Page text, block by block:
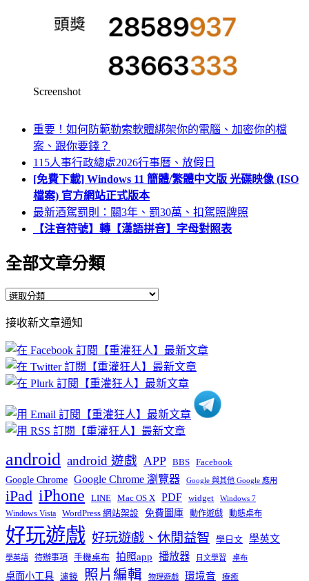
Screenshot
重要！如何防範勒索軟體綁架你的電腦、加密你的檔
案、跟你要錢？
115人事行政總處2026行事曆、放假日
[免費下載] Windows 11 簡體/繁體中文版 光碟映像 (ISO
檔案) 官方網站正式版本
最新酒駕罰則：關3年、罰30萬、扣駕照牌照
【注音符號】轉【漢語拼音】字母對照表
全部文章分類
全
文
章
分
類
接收新文章通知
android android 遊戲 APP BBS Facebook
Google Chrome Google Chrome 瀏覽器 Google 與其他 Google 應用
iPad iPhone LINE Mac OS X PDF widget Windows 7
Windows Vista WordPress 網站架設 免費圖庫 動作遊戲 動態桌布
好玩遊戲 好玩遊戲、休閒益智 學日文 學英文
學英語 待辦事項 手機桌布 拍照app 播放器 日文學習 桌布
桌面小工具 濾鏡 照片編輯 物理遊戲 環境音 療癒